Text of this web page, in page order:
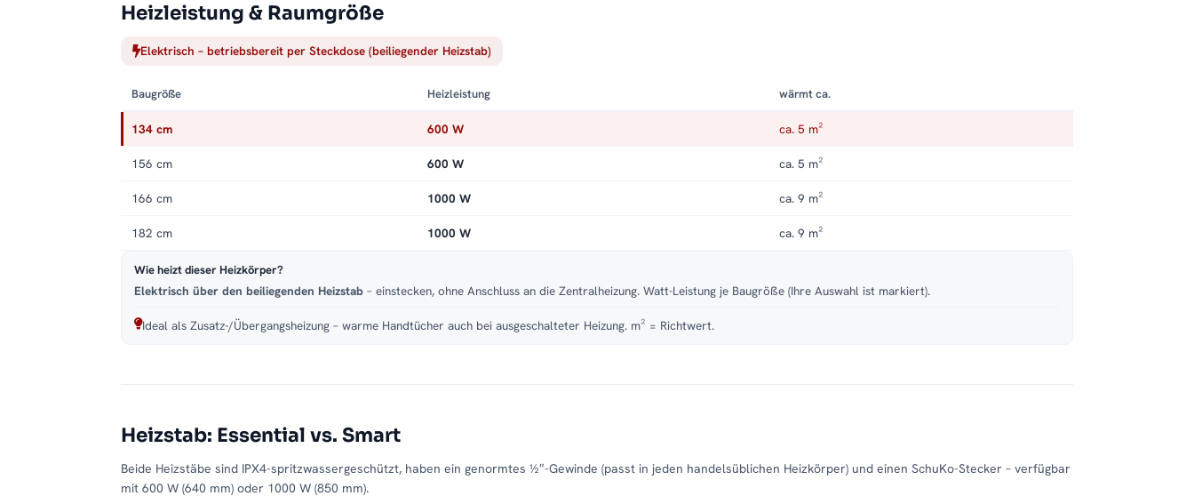
Heizleistung & Raumgröße
Elektrisch – betriebsbereit per Steckdose (beiliegender Heizstab)
Baugröße Heizleistung wärmt ca.
134 cm 600 W ca. 5 m²
156 cm 600 W ca. 5 m²
166 cm 1000 W ca. 9 m²
182 cm 1000 W ca. 9 m²
Wie heizt dieser Heizkörper?
Elektrisch über den beiliegenden Heizstab – einstecken, ohne Anschluss an die Zentralheizung. Watt-Leistung je Baugröße (Ihre Auswahl ist markiert).
Ideal als Zusatz-/Übergangsheizung – warme Handtücher auch bei ausgeschalteter Heizung. m² = Richtwert.
Heizstab: Essential vs. Smart
Beide Heizstäbe sind IPX4-spritzwassergeschützt, haben ein genormtes ½″-Gewinde (passt in jeden handelsüblichen Heizkörper) und einen SchuKo-Stecker – verfügbar
mit 600 W (640 mm) oder 1000 W (850 mm).